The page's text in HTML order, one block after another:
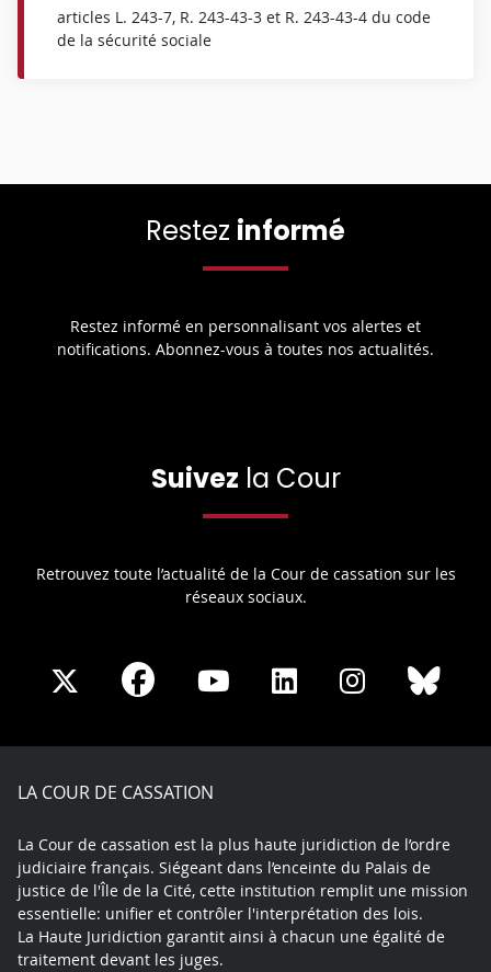
articles L. 243-7, R. 243-43-3 et R. 243-43-4 du code
de la sécurité sociale
Restez informé
Restez informé en personnalisant vos alertes et
notifications. Abonnez-vous à toutes nos actualités.
Suivez la Cour
Retrouvez toute l’actualité de la Cour de cassation sur les
réseaux sociaux.
Share
X
Share
Facebook
Share
Youtube
Share
LinkedIn
Share
Instagram
LA COUR DE CASSATION
La Cour de cassation est la plus haute juridiction de l’ordre
judiciaire français. Siégeant dans l’enceinte du Palais de
justice de l'Île de la Cité, cette institution remplit une mission
essentielle: unifier et contrôler l'interprétation des lois.
La Haute Juridiction garantit ainsi à chacun une égalité de
traitement devant les juges.